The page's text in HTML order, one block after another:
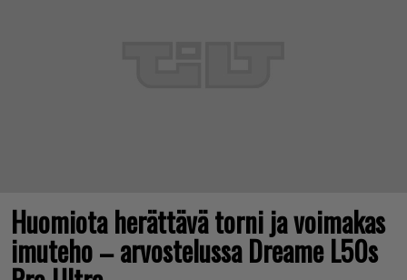
Huomiota herättävä torni ja voimakas
imuteho – arvostelussa Dreame L50s